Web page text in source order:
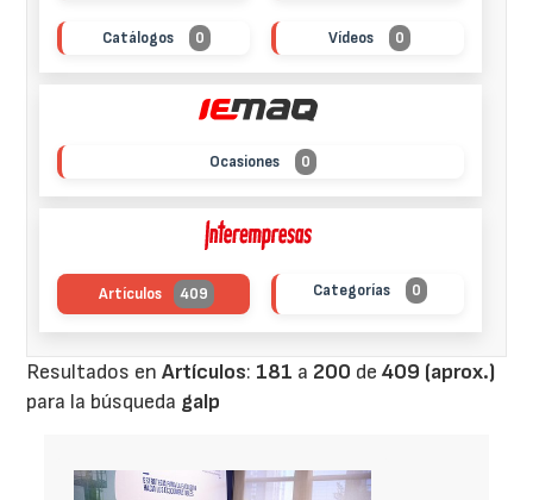
Catálogos 0 Vídeos 0
Ocasiones 0
Artículos 409 Categorías 0
Resultados enArtículos: 181 a 200 de409 (aprox.)
para la búsqueda galp